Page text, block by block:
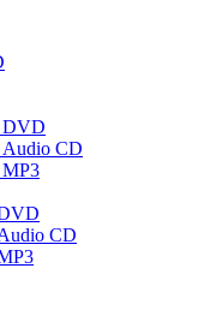
DVD
Audio CD
CD